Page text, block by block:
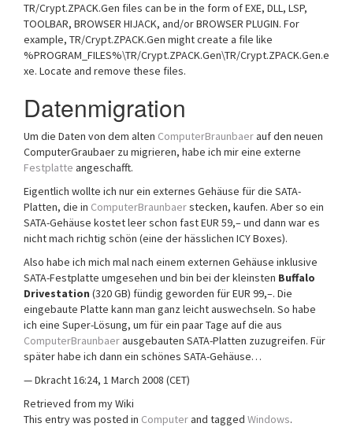
TR/Crypt.ZPACK.Gen files can be in the form of EXE, DLL, LSP,
TOOLBAR, BROWSER HIJACK, and/or BROWSER PLUGIN. For
example, TR/Crypt.ZPACK.Gen might create a file like
%PROGRAM_FILES%\TR/Crypt.ZPACK.Gen\TR/Crypt.ZPACK.Gen.e
xe. Locate and remove these files.
Datenmigration
Um die Daten von dem alten ComputerBraunbaerauf den neuen
ComputerGraubaer zu migrieren, habe ich mir eine externe
Festplatte angeschafft.
Eigentlich wollte ich nur ein externes Gehäuse für die SATA-
Platten, die in ComputerBraunbaerstecken, kaufen. Aber so ein
SATA-Gehäuse kostet leer schon fast EUR 59,– und dann war es
nicht mach richtig schön (eine der hässlichen ICY Boxes).
Also habe ich mich mal nach einem externen Gehäuse inklusive
SATA-Festplatte umgesehen und bin bei der kleinsten Buffalo
Drivestation (320 GB) fündig geworden für EUR 99,–. Die
eingebaute Platte kann man ganz leicht auswechseln. So habe
ich eine Super-Lösung, um für ein paar Tage auf die aus
ComputerBraunbaerausgebauten SATA-Platten zuzugreifen. Für
später habe ich dann ein schönes SATA-Gehäuse…
— Dkracht 16:24, 1 March 2008 (CET)
Retrieved from my Wiki
This entry was posted in Computerand tagged Windows.